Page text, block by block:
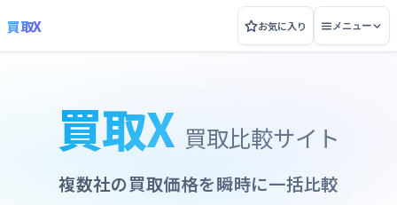
買取X お気に入り メニュー
買取X 買取比較サイト
複数社の買取価格を瞬時に一括比較